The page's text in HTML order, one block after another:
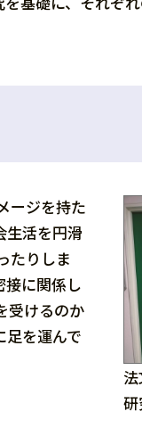
ージを持た
生活を円滑
たりしま
接に関係し
受けるのか
足を運んで